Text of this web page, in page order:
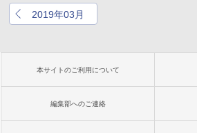
2019年03月
本サイトのご利用について
編集部へのご連絡